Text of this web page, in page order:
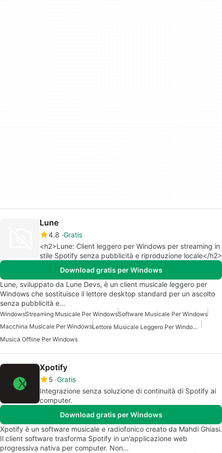
Lune
4.8 Gratis
<h2>Lune: Client leggero per Windows per streaming in
stile Spotify senza pubblicità e riproduzione locale</h2>
Download gratis per Windows
Lune, sviluppato da Lune Devs, è un client musicale leggero per
Windows che sostituisce il lettore desktop standard per un ascolto
senza pubblicità e…
WindowsStreaming Musicale Per WindowsSoftware Musicale Per Windows
Macchina Musicale Per Windows
Lettore Musicale Leggero Per Windows 7
Musica Offline Per Windows
Xpotify
5 Gratis
Integrazione senza soluzione di continuità di Spotify ai
computer.
Download gratis per Windows
Xpotify è un software musicale e radiofonico creato da Mahdi Ghiasi.
Il client software trasforma Spotify in un'applicazione web
progressiva nativa per computer. Non…